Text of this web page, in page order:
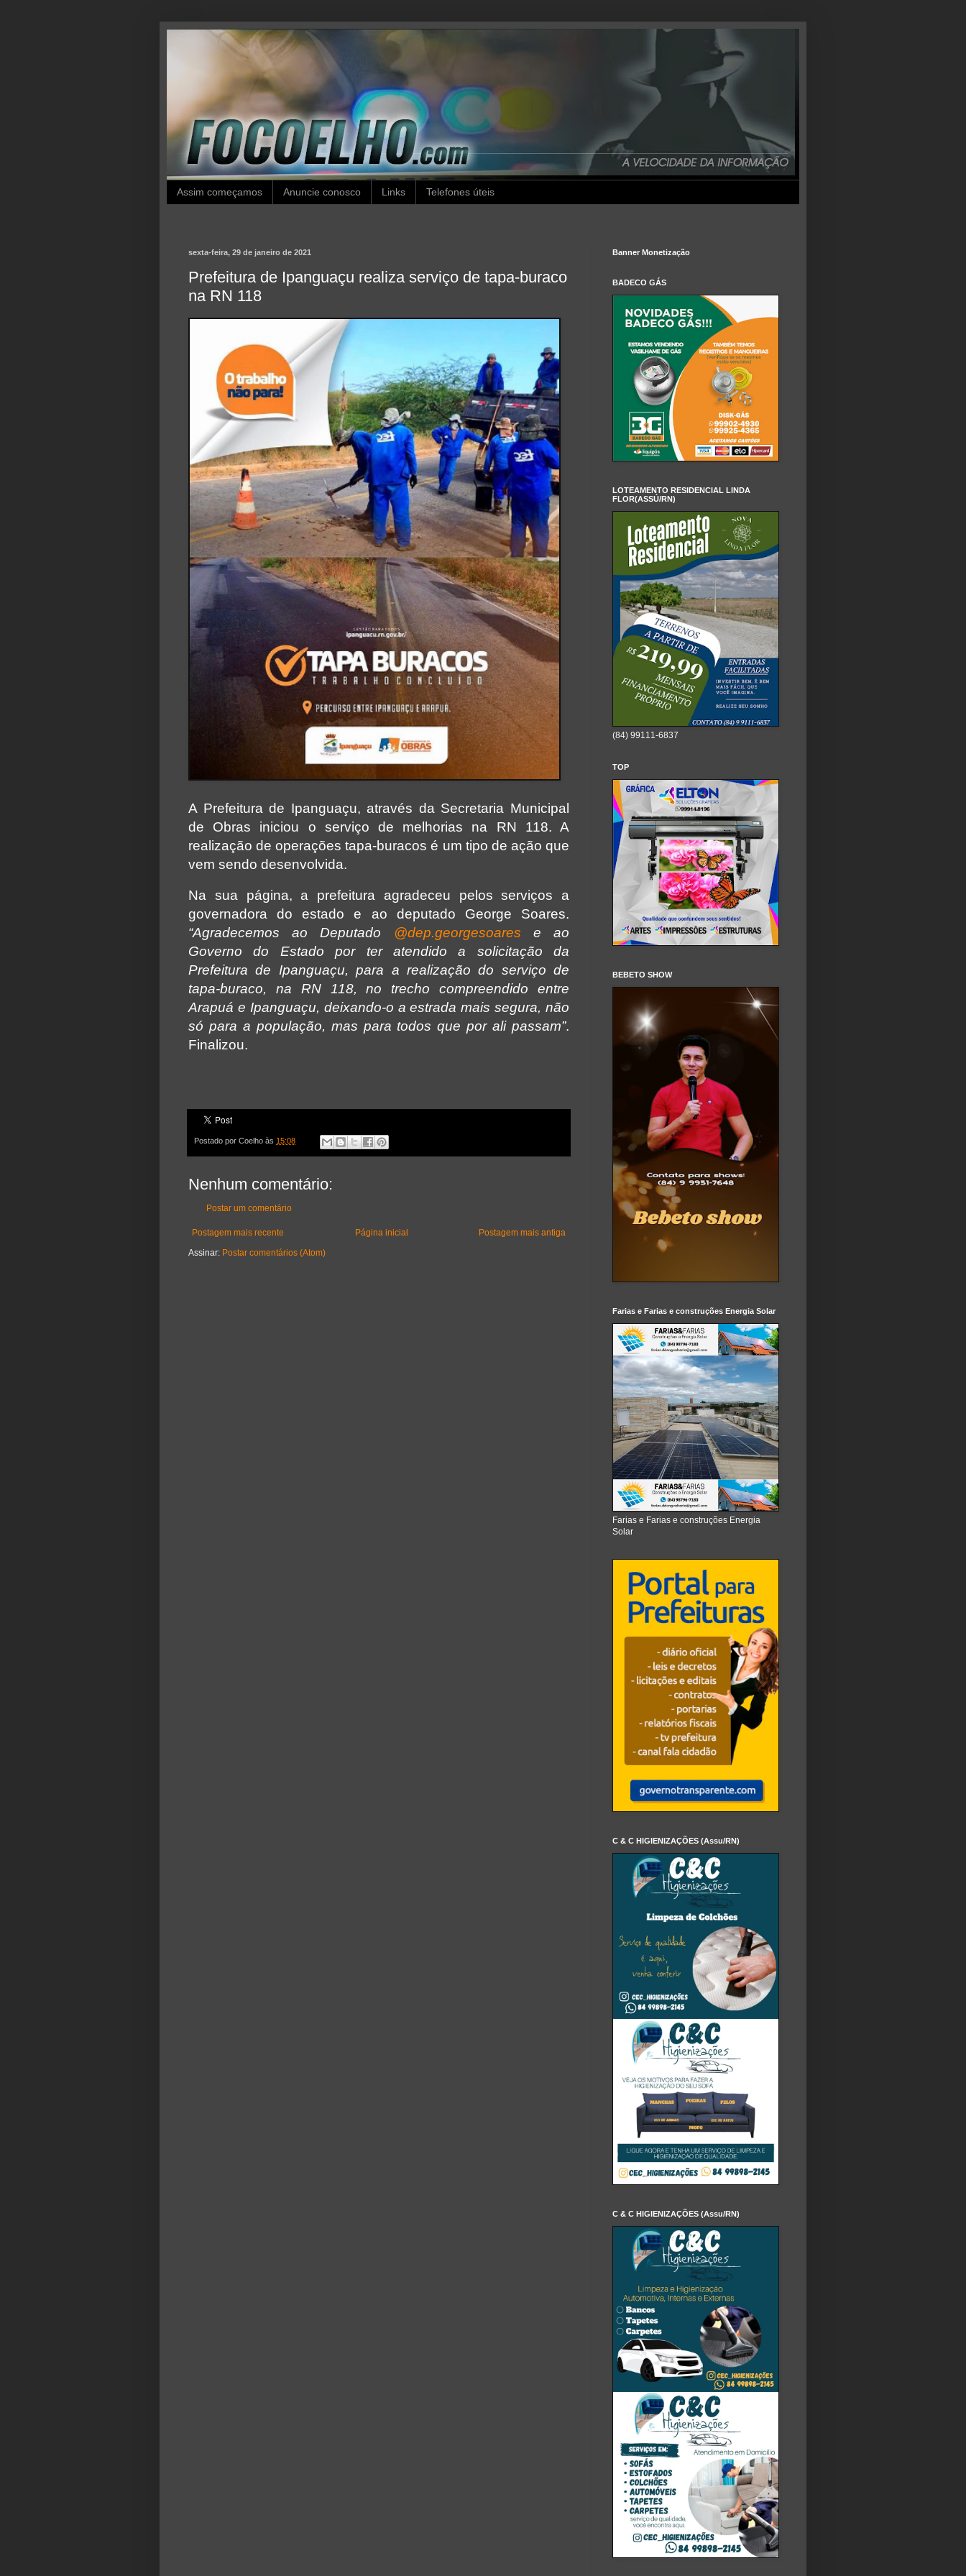
Assim começamos Anuncie conosco Links Telefones úteis
sexta-feira, 29 de janeiro de 2021
Prefeitura de Ipanguaçu realiza serviço de tapa-buraco
na RN 118
A Prefeitura de Ipanguaçu, através da Secretaria Municipal
de Obras iniciou o serviço de melhorias na RN 118. A
realização de operações tapa-buracos é um tipo de ação que
vem sendo desenvolvida.
Na sua página, a prefeitura agradeceu pelos serviços a
governadora do estado e ao deputado George Soares.
“Agradecemos ao Deputado @dep.georgesoares e ao
Governo do Estado por ter atendido a solicitação da
Prefeitura de Ipanguaçu, para a realização do serviço de
tapa-buraco, na RN 118, no trecho compreendido entre
Arapuá e Ipanguaçu, deixando-o a estrada mais segura, não
só para a população, mas para todos que por ali passam”.
Finalizou.
Postado por Coelho às 15:08
Nenhum comentário:
Postar um comentário
Postagem mais recente Postagem mais antiga
Página inicial
Assinar: Postar comentários (Atom)
Banner Monetização
BADECO GÁS
LOTEAMENTO RESIDENCIAL LINDA
FLOR(ASSÚ/RN)
(84) 99111-6837
TOP
BEBETO SHOW
Farias e Farias e construções Energia Solar
Farias e Farias e construções Energia
Solar
C & C HIGIENIZAÇÕES (Assu/RN)
C & C HIGIENIZAÇÕES (Assu/RN)